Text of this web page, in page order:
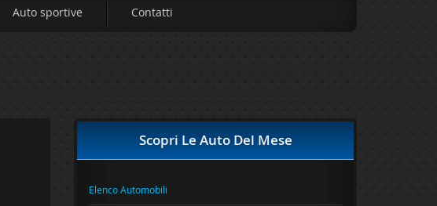
Auto sportive Contatti
Scopri Le Auto Del Mese
Elenco Automobili